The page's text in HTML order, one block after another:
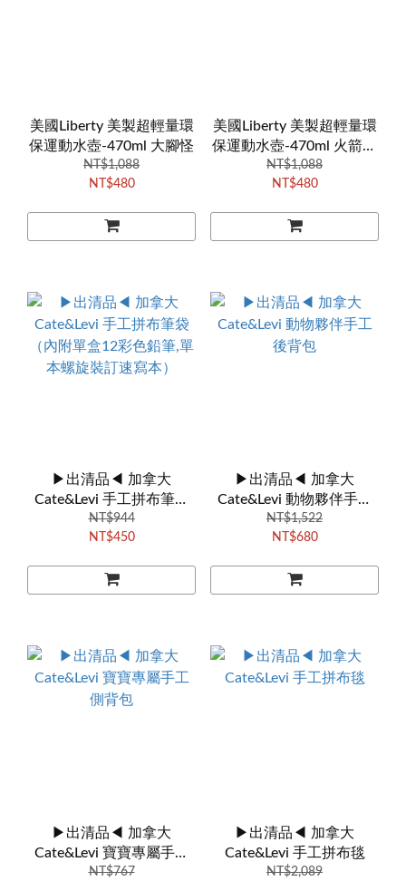
美國Liberty 美製超輕量環
保運動水壺-470ml 大腳怪
NT$1,088
NT$480
美國Liberty 美製超輕量環
保運動水壺-470ml 火箭背
包
NT$1,088
NT$480
▶出清品◀ 加拿大
Cate&Levi 手工拼布筆袋
（內附單盒12彩色鉛筆,單
本螺旋裝訂速寫本）
NT$944
NT$450
▶出清品◀ 加拿大
Cate&Levi 動物夥伴手工
後背包
NT$1,522
NT$680
▶出清品◀ 加拿大
Cate&Levi 寶寶專屬手工
側背包
NT$767
▶出清品◀ 加拿大
Cate&Levi 手工拼布毯
NT$2,089